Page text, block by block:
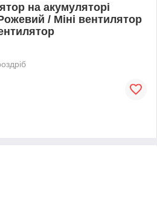
на акумуляторі
/ Міні вентилятор